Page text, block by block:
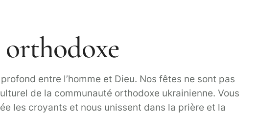
orthodoxe
entre l’homme et Dieu. Nos fêtes ne sont pas
de la communauté orthodoxe ukrainienne. Vous
les croyants et nous unissent dans la prière et la